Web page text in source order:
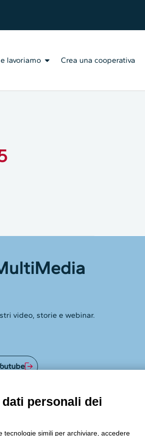
lavoriamo Crea una cooperativa
video, storie e webinar.
personali dei
tecnologie simili per archiviare, accedere